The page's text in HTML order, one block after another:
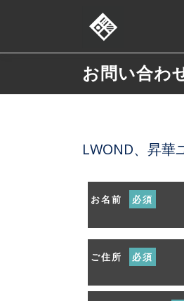
ン
お問い合わ
LWOND、昇華
お名前 必須
ご住所 必須